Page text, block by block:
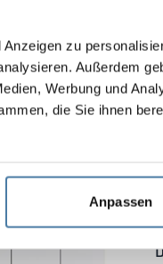
zu
Außerdem
Werbung und
die Sie ihnen
Anpassen